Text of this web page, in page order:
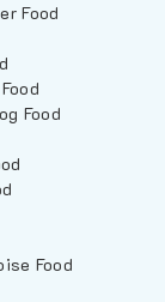
Food
Food
Food